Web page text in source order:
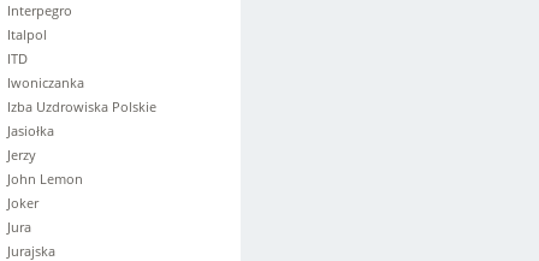
Interpegro
Italpol
ITD
Iwoniczanka
Izba Uzdrowiska Polskie
Jasiołka
Jerzy
John Lemon
Joker
Jura
Jurajska